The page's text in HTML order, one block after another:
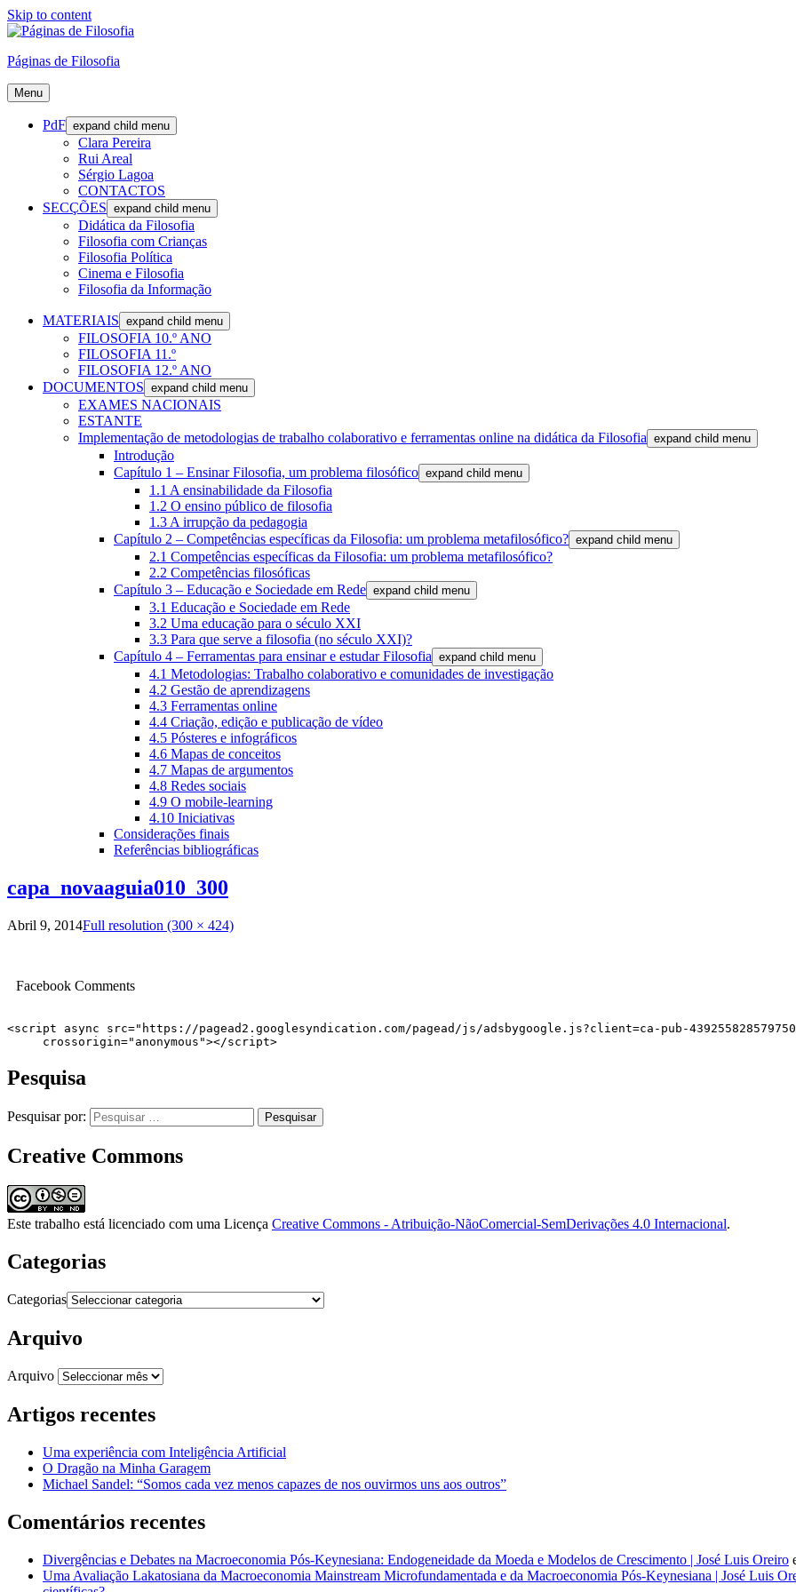
Skip to content
Páginas de Filosofia
Menu
PdF expand child menu
Clara Pereira
Rui Areal
Sérgio Lagoa
CONTACTOS
SECÇÕES expand child menu
Didática da Filosofia
Filosofia com Crianças
Filosofia Política
Cinema e Filosofia
Filosofia da Informação
MATERIAIS expand child menu
FILOSOFIA 10.º ANO
FILOSOFIA 11.º
FILOSOFIA 12.º ANO
DOCUMENTOS expand child menu
EXAMES NACIONAIS
ESTANTE
Implementação de metodologias de trabalho colaborativo e ferramentas online na didática da Filosofia expand child menu
Introdução
Capítulo 1 – Ensinar Filosofia, um problema filosófico expand child menu
1.1 A ensinabilidade da Filosofia
1.2 O ensino público de filosofia
1.3 A irrupção da pedagogia
Capítulo 2 – Competências específicas da Filosofia: um problema metafilosófico? expand child menu
2.1 Competências específicas da Filosofia: um problema metafilosófico?
2.2 Competências filosóficas
Capítulo 3 – Educação e Sociedade em Rede expand child menu
3.1 Educação e Sociedade em Rede
3.2 Uma educação para o século XXI
3.3 Para que serve a filosofia (no século XXI)?
Capítulo 4 – Ferramentas para ensinar e estudar Filosofia expand child menu
4.1 Metodologias: Trabalho colaborativo e comunidades de investigação
4.2 Gestão de aprendizagens
4.3 Ferramentas online
4.4 Criação, edição e publicação de vídeo
4.5 Pósteres e infográficos
4.6 Mapas de conceitos
4.7 Mapas de argumentos
4.8 Redes sociais
4.9 O mobile-learning
4.10 Iniciativas
Considerações finais
Referências bibliográficas
capa_novaaguia010_300
Abril 9, 2014Full resolution (300 × 424)
Facebook Comments
<script async src="https://pagead2.googlesyndication.com/pagead/js/adsbygoogle.js?client=ca-pub-
     crossorigin="anonymous"></script>
Pesquisa
Pesquisar por:
Creative Commons
Este trabalho está licenciado com uma Licença Creative Commons - Atribuição-NãoComercial-SemDerivações 4.0 Internacional.
Categorias
Categorias
Arquivo
Arquivo
Artigos recentes
Uma experiência com Inteligência Artificial
O Dragão na Minha Garagem
Michael Sandel: “Somos cada vez menos capazes de nos ouvirmos uns aos outros”
Comentários recentes
Divergências e Debates na Macroeconomia Pós-Keynesiana: Endogeneidade da Moeda e Modelos de Crescimento | José Luis Oreiro
Uma Avaliação Lakatosiana da Macroeconomia Mainstream Microfundamentada e da Macroeconomia Pós-Keynesiana | José Luis